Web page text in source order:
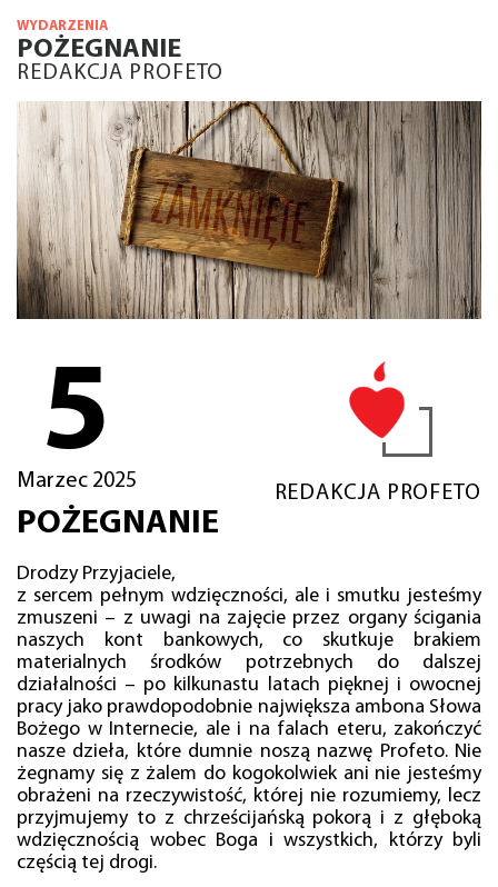
WYDARZENIA
POŻEGNANIE
REDAKCJA PROFETO
5
Marzec 2025
REDAKCJA PROFETO
POŻEGNANIE
Drodzy Przyjaciele,
z sercem pełnym wdzięczności, ale i smutku jesteśmy
zmuszeni – z uwagi na zajęcie przez organy ścigania
naszych kont bankowych, co skutkuje brakiem
materialnych środków potrzebnych do dalszej
działalności – po kilkunastu latach pięknej i owocnej
pracy jako prawdopodobnie największa ambona Słowa
Bożego w Internecie, ale i na falach eteru, zakończyć
nasze dzieła, które dumnie noszą nazwę Profeto. Nie
żegnamy się z żalem do kogokolwiek ani nie jesteśmy
obrażeni na rzeczywistość, której nie rozumiemy, lecz
przyjmujemy to z chrześcijańską pokorą i z głęboką
wdzięcznością wobec Boga i wszystkich, którzy byli
częścią tej drogi.